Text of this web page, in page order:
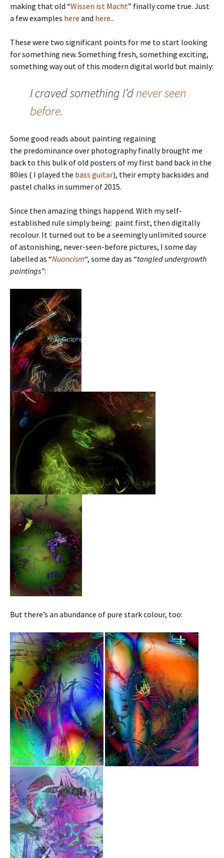
making that old “Wissen ist Macht” finally come true. Just
a few examples here and here..
These were two significant points for me to start looking
for something new. Something fresh, something exciting,
something way out of this modern digital world but mainly:
I craved something I’dnever seen
before.
Some good reads about painting regaining
the predominance over photography finally brought me
back to this bulk of old posters of my first band back in the
80ies ( I played the bass guitar), their empty backsides and
pastel chalks in summer of 2015.
Since then amazing things happend. With my self-
established rule simply being: paint first, then digitally
recolour. It turned out to be a seemingly unlimited source
of astonishing, never-seen-before pictures, I some day
labelled as “Nuancism“, some day as “tangled undergrowth
paintings”:
But there’s an abundance of pure stark colour, too: